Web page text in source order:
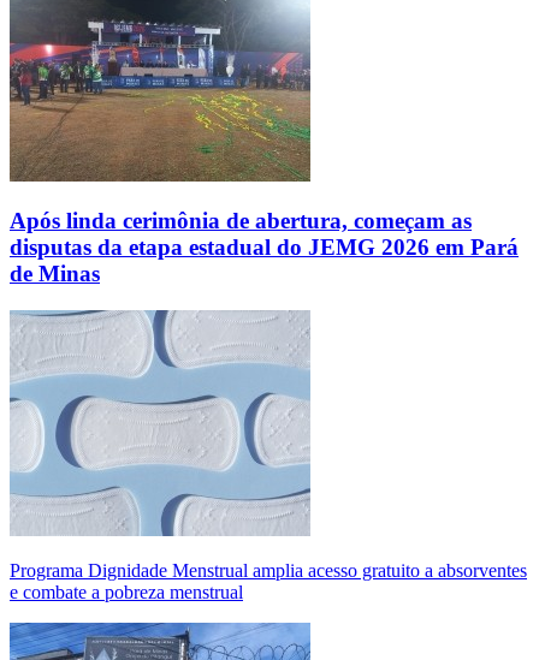
Após linda cerimônia de abertura, começam as
disputas da etapa estadual do JEMG 2026 em Pará
de Minas
Programa Dignidade Menstrual amplia acesso gratuito a absorventes
e combate a pobreza menstrual